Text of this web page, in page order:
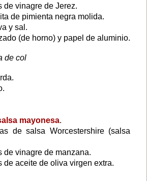
de vinagre de Jerez.
de pimienta negra molida.
y sal.
(de horno) y papel de aluminio.
de col
mayonesa.
de salsa Worcestershire (salsa
de vinagre de manzana.
de aceite de oliva virgen extra.